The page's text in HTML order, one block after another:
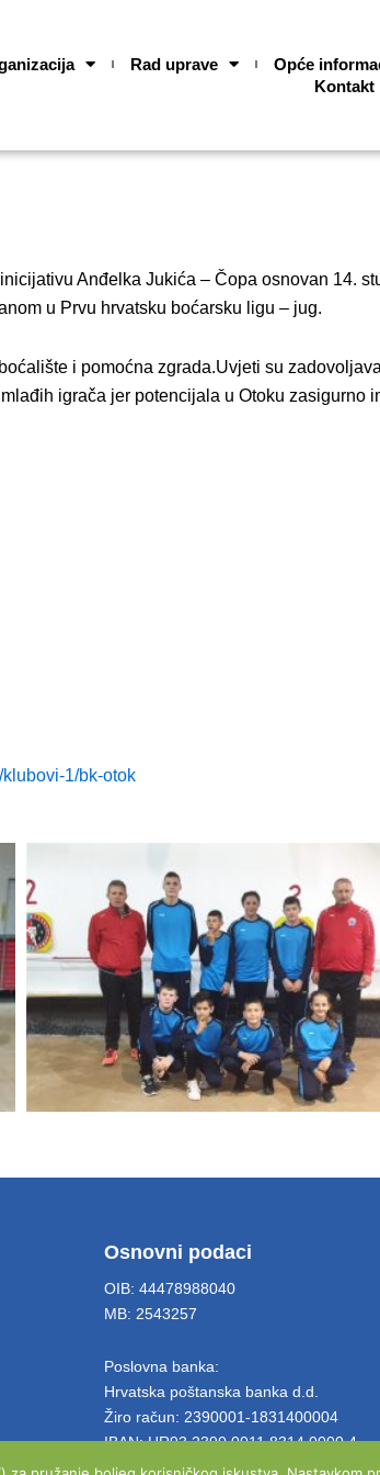
Rad uprave Opće
Kontakt
Anđelka Jukića – Čopa osnovan 14.
u Prvu hrvatsku boćarsku ligu – jug.
i pomoćna zgrada.Uvjeti su
igrača jer potencijala u Otoku zasigurno
1/bk-otok
Osnovni podaci
OIB: 44478988040
MB: 2543257
Poslovna banka:
Hrvatska poštanska banka d.d.
Žiro račun: 2390001-1831400004
IBAN: HR93 2390 0011 8314 0000 4